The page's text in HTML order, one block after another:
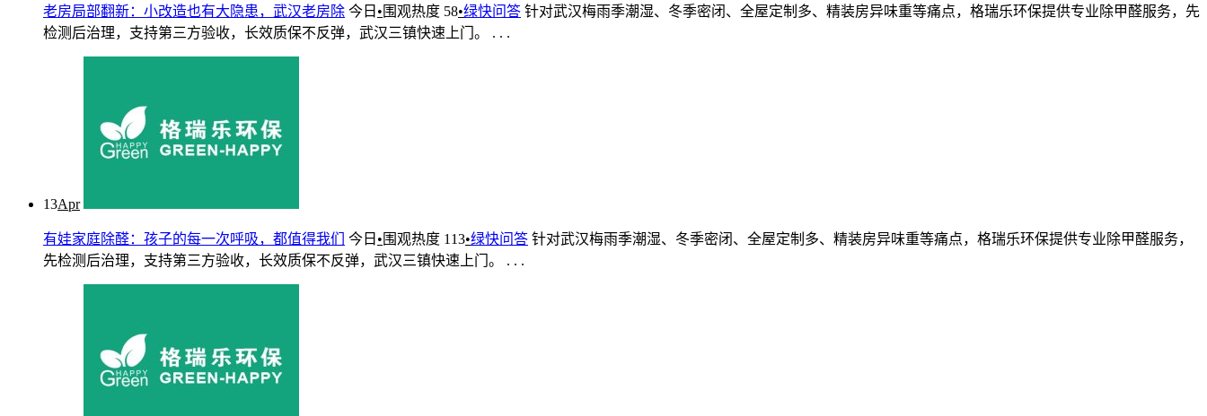
老房局部翻新：小改造也有大隐患，武汉老房除 今日 • 围观热度 58•绿快问答 针对武汉梅雨季潮湿、冬季密闭、全屋定制多、精装房异味重等痛点，格瑞乐环保提供专业除甲醛服务，先
检测后治理，支持第三方验收，长效质保不反弹，武汉三镇快速上门。 . . .
13Apr
有娃家庭除醛：孩子的每一次呼吸，都值得我们 今日 • 围观热度 113•绿快问答 针对武汉梅雨季潮湿、冬季密闭、全屋定制多、精装房异味重等痛点，格瑞乐环保提供专业除甲醛服务，
先检测后治理，支持第三方验收，长效质保不反弹，武汉三镇快速上门。 . . .